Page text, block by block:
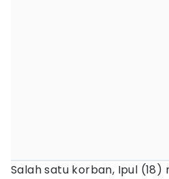
Salah satu korban, Ipul